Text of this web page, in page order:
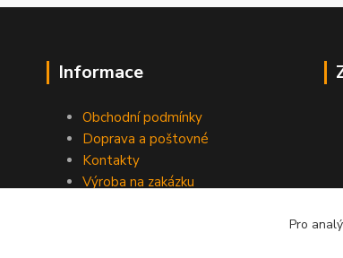
Informace
Obchodní podmínky
Doprava a poštovné
Kontakty
Výroba na zakázku
Pro